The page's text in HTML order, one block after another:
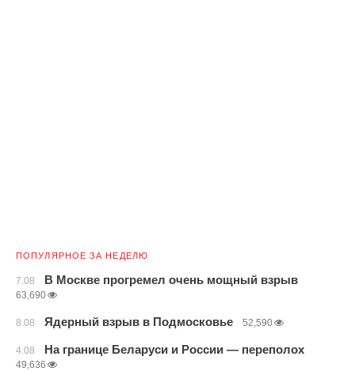
ПОПУЛЯРНОЕ ЗА НЕДЕЛЮ
7.08 В Москве прогремел очень мощный взрыв
63,690
8.08 Ядерный взрыв в Подмосковье 52,590
4.08 На границе Беларуси и России — переполох
49,636